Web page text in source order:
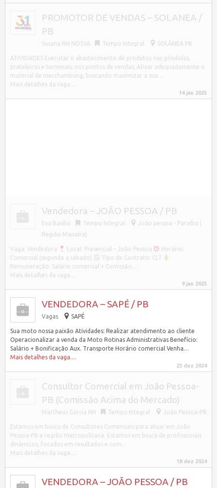
PROMOTOR DE VENDAS – SOLANEA /
PB
Susana RH NOSSA Tempo Integral SOLÂNEA PB
ATIVIDADES Executar o abastecimento de produtos nas gôndolas,
prateleiras e terminais, nos pontos de vendas; Afixar adequadamente o
material de merchandising, buscando maximizar a sua…
Mais detalhes da vaga....
14 jan 2025
Vendedora – JOÃO PESSOA / PB
Eva Basílio Tempo Integral
João pessoa - Paraíba (
Região Manaíra)
Vaga: Vendedora Local: Presencial – João Pessoa
Horário:
Comercial (segunda a sábado)
Tipo de Contrato: CLT
Remuneração: Salário comercial + Comissão…
Mais detalhes da vaga....
9 jan 2025
VENDEDORA – SAPÉ / PB
Vagas SAPÉ
Sua moto nossa paixão Atividades: Realizar atendimento ao cliente
Operacionalizar a venda da Moto Rotinas Administrativas Benefício:
Salário + Bonificação Aux. Transporte Horário comercial Venha…
Mais detalhes da vaga....
23 dez 2024
Consultor Comercial em João Pessoa-
PB (Comissão Acima do Mercado)
Martheus Garcia RH Tempo Integral João Pessoa-PB
Estamos em busca de Consultores Comerciais para atuar em João
Pessoa-PB e região metropolitana. Estamos em busca de profissionais
dinâmicos, focados em resultados e com…
Mais detalhes da vaga....
18 dez 2024
VENDEDORA – JOÃO PESSOA / PB